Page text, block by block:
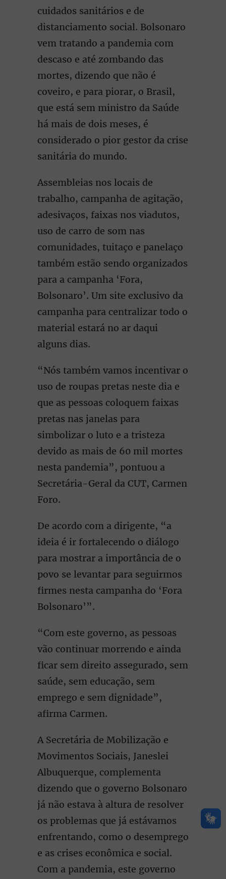
cuidados sanitários e de
distanciamento social. Bolsonaro
vem tratando a pandemia com
descaso e até zombando das
mortes, dizendo que não é
coveiro, e para piorar, o Brasil,
que está sem ministro da Saúde
há mais de dois meses, é
considerado o pior gestor da crise
sanitária do mundo.
Assembleias nos locais de
trabalho, campanha de agitação,
adesivaços, faixas nos viadutos,
uso de carro de som nas
comunidades, tuitaço e panelaço
também estão sendo organizados
para a campanha ‘Fora,
Bolsonaro’. Um site exclusivo da
campanha para centralizar todo o
material estará no ar daqui
alguns dias.
“Nós também vamos incentivar o
uso de roupas pretas neste dia e
que as pessoas coloquem faixas
pretas nas janelas para
simbolizar o luto e a tristeza
devido as mais de 60 mil mortes
nesta pandemia”, pontuou a
Secretária-Geral da CUT, Carmen
Foro.
De acordo com a dirigente, “a
ideia é ir fortalecendo o diálogo
para mostrar a importância de o
povo se levantar para seguirmos
firmes nesta campanha do ‘Fora
Bolsonaro’”.
“Com este governo, as pessoas
vão continuar morrendo e ainda
ficar sem direito assegurado, sem
saúde, sem educação, sem
emprego e sem dignidade”,
afirma Carmen.
A Secretária de Mobilização e
Movimentos Sociais, Janeslei
Albuquerque, complementa
dizendo que o governo Bolsonaro
já não estava à altura de resolver
os problemas que já estávamos
enfrentando, como o desemprego
e as crises econômica e social.
Com a pandemia, este governo